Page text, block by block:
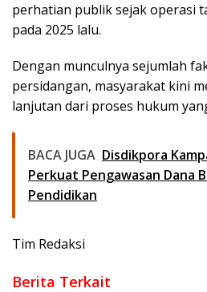
perhatian publik sejak operasi
pada 2025 lalu.
Dengan munculnya sejumlah
persidangan, masyarakat kini
lanjutan dari proses hukum
BACA JUGA Disdikpora
Perkuat Pengawasan Dana
Pendidikan
Tim Redaksi
Berita Terkait